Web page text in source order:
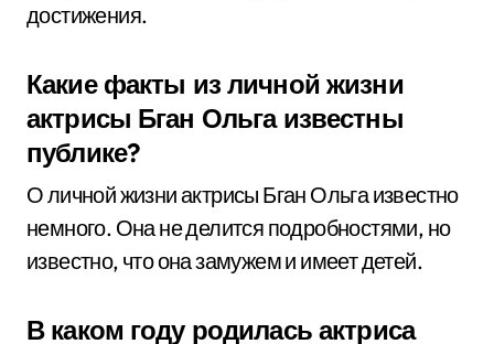
достижения.
Какие факты из личной жизни
актрисы Бган Ольга известны
публике?
О личной жизни актрисы Бган Ольга известно
немного. Она не делится подробностями, но
известно, что она замужем и имеет детей.
В каком году родилась актриса